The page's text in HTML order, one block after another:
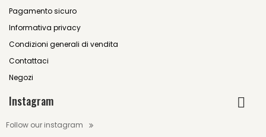
Pagamento sicuro
Informativa privacy
Condizioni generali di vendita
Contattaci
Negozi
Instagram
Follow our instagram